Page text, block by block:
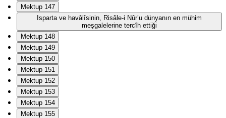
Mektup 147
Isparta ve havâlîsinin, Risâle-i Nûr’u dünyanın en mühim
meşgalelerine tercîh ettiği
Mektup 148
Mektup 149
Mektup 150
Mektup 151
Mektup 152
Mektup 153
Mektup 154
Mektup 155